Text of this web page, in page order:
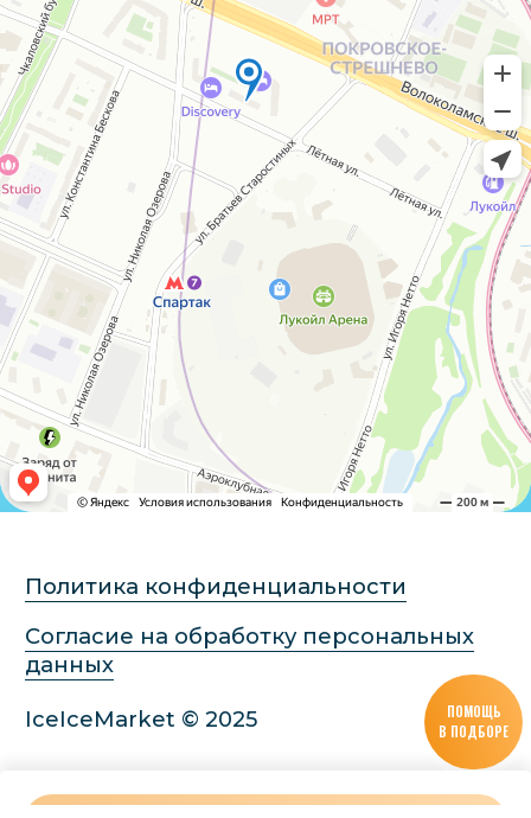
ПОМОЩЬ
В ПОДБОРЕ